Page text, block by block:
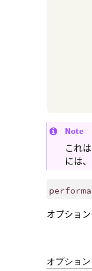
Note
これ
には、
オプショ
オプション